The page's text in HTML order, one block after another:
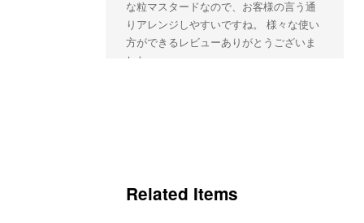
な粒マスタードなので、お客様の言う通
りアレンジしやすいですね。 様々な使い
方ができるレビューありがとうございま
した。
Related Items